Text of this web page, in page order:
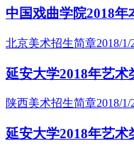
中国戏曲学院2018年
北京美术招生简章2018/1/
延安大学2018年艺术
陕西美术招生简章2018/1/
延安大学2018年艺术